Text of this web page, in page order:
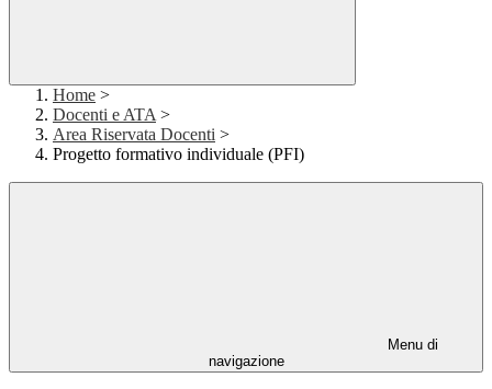
Home >
Docenti e ATA >
Area Riservata Docenti >
Progetto formativo individuale (PFI)
Menu di
navigazione